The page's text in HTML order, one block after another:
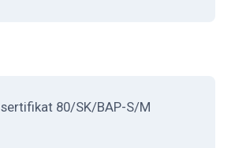
sertifikat 80/SK/BAP-S/M